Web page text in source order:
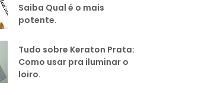
Saiba Qual é o mais
potente.
Tudo sobre Keraton Prata:
Como usar pra iluminar o
loiro.